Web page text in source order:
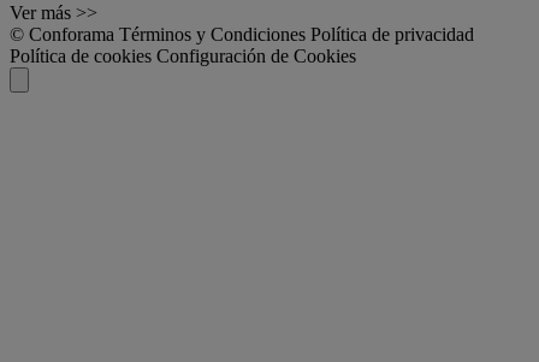
Ver más >>
© Conforama Términos y Condiciones Política de privacidad
Política de cookies Configuración de Cookies